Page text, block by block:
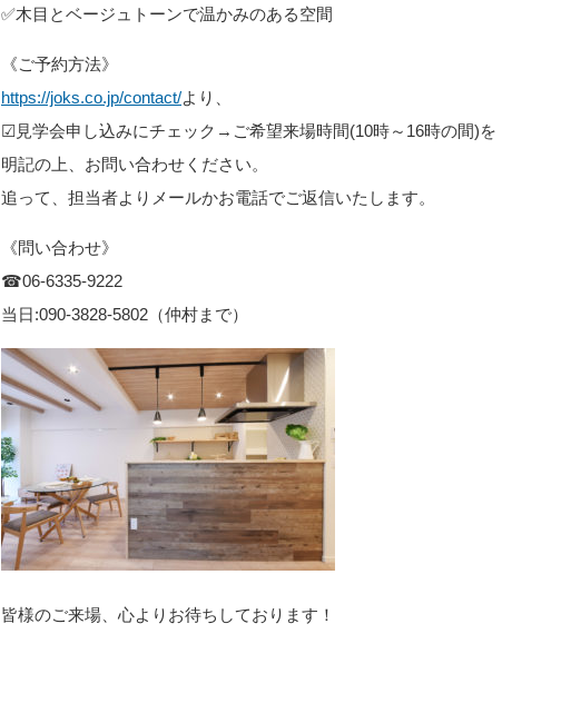
✅木目とベージュトーンで温かみのある空間
《ご予約方法》
https://joks.co.jp/contact/より、
☑見学会申し込みにチェック→ご希望来場時間(10時～16時の間)を
明記の上、お問い合わせください。
追って、担当者よりメールかお電話でご返信いたします。
《問い合わせ》
☎06-6335-9222
当日:090-3828-5802（仲村まで）
皆様のご来場、心よりお待ちしております！